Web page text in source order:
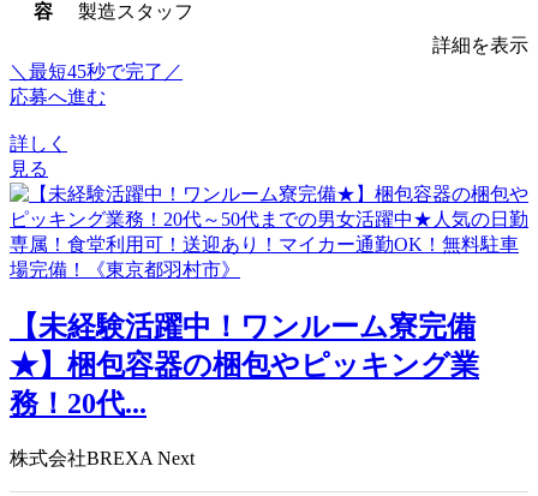
容
製造スタッフ
詳細を表示
＼最短45秒で完了／
応募へ進む
詳しく
見る
【未経験活躍中！ワンルーム寮完備
★】梱包容器の梱包やピッキング業
務！20代...
株式会社BREXA Next